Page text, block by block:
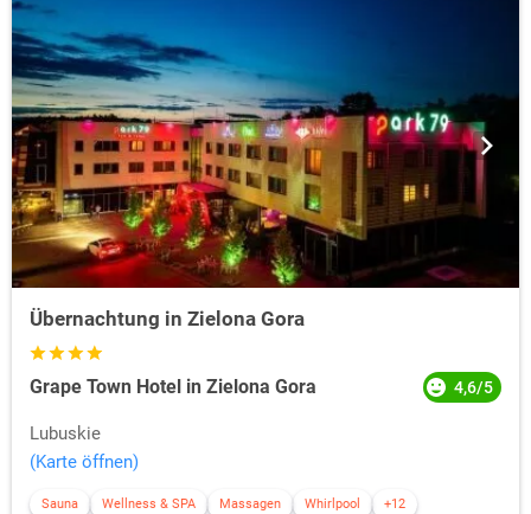
Übernachtung in Zielona Gora
Grape Town Hotel in Zielona Gora 4,6/5
Lubuskie
(Karte öffnen)
Sauna Wellness & SPA Massagen Whirlpool +12